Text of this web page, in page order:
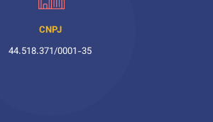
CNPJ
44.518.371/0001-35